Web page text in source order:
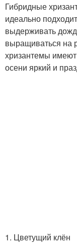
Гибридные
идеально подходит
выдерживать
выращиваться на
хризантемы
осени яркий и
1. Цветущий клён